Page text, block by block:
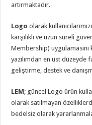
artırmaktadır.
Logo olarak
karşılıklı ve uzun süreli
Membership) uygulamasını
yazılımdan en üst
geliştirme, destek ve
LEM; güncel Logo ürün
olarak satılmayan
bedelsiz olarak